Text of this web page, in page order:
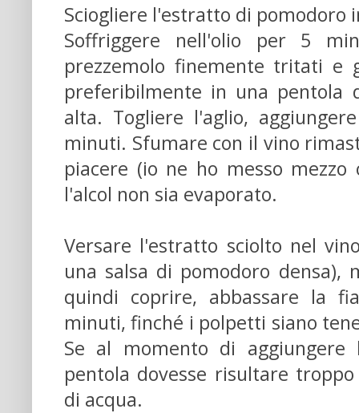
Sciogliere l'estratto di pomodoro
Soffriggere nell'olio per 5
prezzemolo finemente tritati e
preferibilmente in una pentola
alta. Togliere l'aglio,
minuti. Sfumare con il vino
piacere (io ne ho messo mezzo
l'alcol non sia evaporato.
Versare l'estratto sciolto nel
una salsa di pomodoro densa),
quindi coprire, abbassare la
minuti, finché i polpetti siano
Se al momento di
pentola dovesse risultare
di acqua.